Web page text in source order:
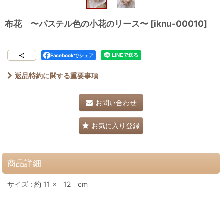
布花 〜パステル色の小花のリース〜 [iknu-00010]
Facebookでシェア
返品特約に関する重要事項
お問い合わせ
お気に入り登録
商品詳細
サイズ : 約 11 × 12 cm